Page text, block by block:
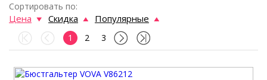
Сортировать по:
Цена Скидка Популярные
1 2 3